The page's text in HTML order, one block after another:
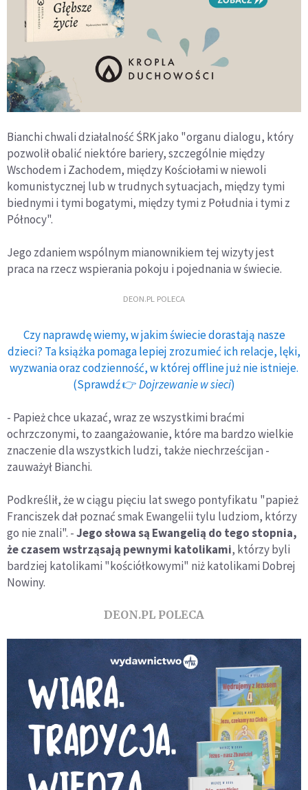
Bianchi chwali działalność ŚRK jako "organu dialogu, który
pozwolił obalić niektóre bariery, szczególnie między
Wschodem i Zachodem, między Kościołami w niewoli
komunistycznej lub w trudnych sytuacjach, między tymi
biednymi i tymi bogatymi, między tymi z Południa i tymi z
Północy".
Jego zdaniem wspólnym mianownikiem tej wizyty jest
praca na rzecz wspierania pokoju i pojednania w świecie.
DEON.PL POLECA
Czy naprawdę wiemy, w jakim świecie dorastają nasze
dzieci? Ta książka pomaga lepiej zrozumieć ich relacje, lęki,
wyzwania oraz codzienność, w której offline już nie istnieje.
(Sprawdź 👉Dojrzewanie w sieci)
- Papież chce ukazać, wraz ze wszystkimi braćmi
ochrzczonymi, to zaangażowanie, które ma bardzo wielkie
znaczenie dla wszystkich ludzi, także niechrześcijan -
zauważył Bianchi.
Podkreślił, że w ciągu pięciu lat swego pontyfikatu "papież
Franciszek dał poznać smak Ewangelii tylu ludziom, którzy
go nie znali". -Jego słowa są Ewangelią do tego stopnia,
że czasem wstrząsają pewnymi katolikami, którzy byli
bardziej katolikami "kościółkowymi" niż katolikami Dobrej
Nowiny.
DEON.PL POLECA